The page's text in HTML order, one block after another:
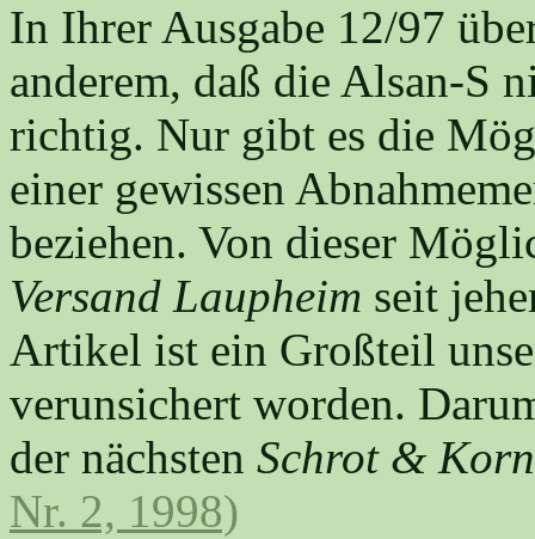
In Ihrer Ausgabe 12/97
anderem, daß die Alsan-S
richtig. Nur gibt es die
einer gewissen
beziehen. Von dieser
Versand Laupheim seit
Artikel ist ein Großteil
verunsichert worden.
der nächsten Schrot & Korn
Nr. 2, 1998)